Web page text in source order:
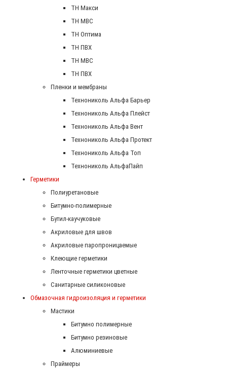
TH Макси
TH МВС
TH Оптима
TH ПВХ
ТН МВС
ТН ПВХ
Пленки и мембраны
Технониколь Альфа Барьер
Технониколь Альфа Плейст
Технониколь Альфа Вент
Технониколь Альфа Протект
Технониколь Альфа Топ
Технониколь АльфаПайп
Герметики
Полиуретановые
Битумно-полимерные
Бутил-каучуковые
Акриловые для швов
Акриловые паропроницаемые
Клеющие герметики
Ленточные герметики цветные
Санитарные силиконовые
Обмазочная гидроизоляция и герметики
Мастики
Битумно полимерные
Битумно резиновые
Алюминиевые
Праймеры